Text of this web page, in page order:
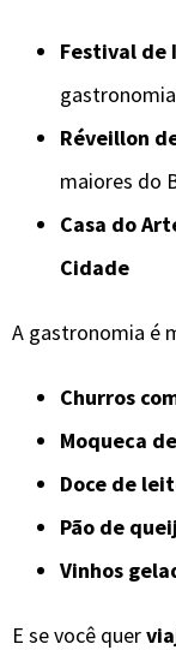
Festival de
Réveillon
maiores do
Casa do
Cidade
A gastronomia é
Churros
Moqueca
Doce de
Pão de
Vinhos
E se você quer